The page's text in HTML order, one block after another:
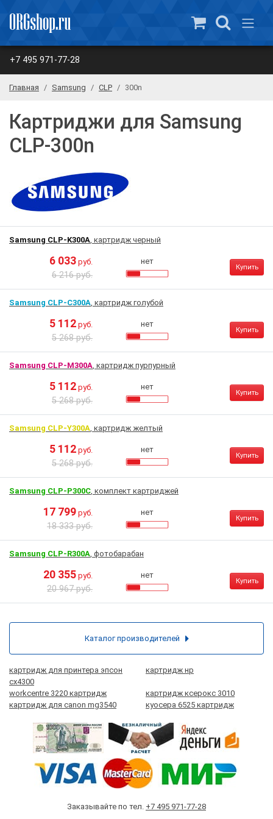
+7 495 971-77-28
Главная Samsung CLP 300n
Картриджи для Samsung
CLP-300n
Samsung CLP-K300A, картридж черный
6 033 руб.
6 216 руб.
нет
Купить
Samsung CLP-C300A, картридж голубой
5 112 руб.
5 268 руб.
нет
Купить
Samsung CLP-M300A, картридж пурпурный
5 112 руб.
5 268 руб.
нет
Купить
Samsung CLP-Y300A, картридж желтый
5 112 руб.
5 268 руб.
нет
Купить
Samsung CLP-P300C, комплект картриджей
17 799 руб.
18 333 руб.
нет
Купить
Samsung CLP-R300A, фотобарабан
20 355 руб.
20 967 руб.
нет
Купить
картридж для принтера эпсон
сх4300
картридж нр
workcentre 3220 картридж
картридж ксерокс 3010
картридж для canon mg3540
куосера 6525 картридж
Заказывайте по тел. +7 495 971-77-28